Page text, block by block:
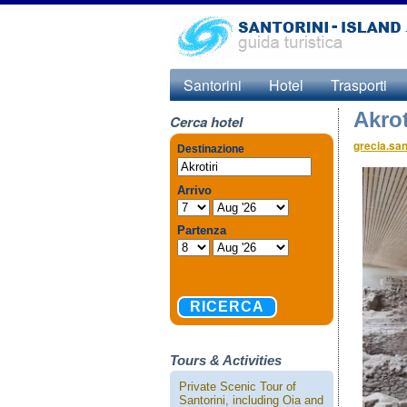
Santorini Hotel Trasporti
Cerca hotel